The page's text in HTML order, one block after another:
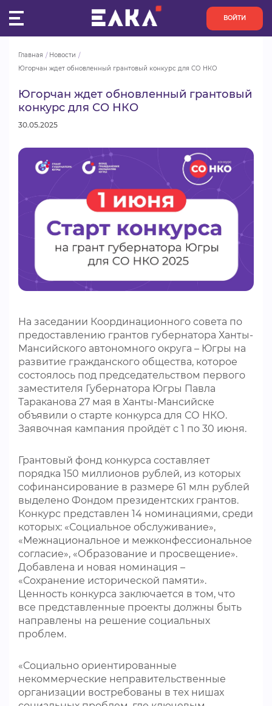
ВОЙТИ
ПУЛЬС
КОНКУРСЫ
ОРГАНИЗАЦИИ
АКТИВИСТЫ
ПРОЕКТЫ
АНАЛИТИКА
БАЗА ЗНАНИЙ
ВИДЕОКУРСЫ
ВОЙТИ
Главная
Новости
Югорчан ждет обновленный грантовый конкурс для СО НКО
Югорчан ждет обновленный грантовый
конкурс для СО НКО
30.05.2025
На заседании Координационного совета по
предоставлению грантов губернатора Ханты-
Мансийского автономного округа – Югры на
развитие гражданского общества, которое
состоялось под председательством первого
заместителя Губернатора Югры Павла
Тараканова 27 мая в Ханты-Мансийске
объявили о старте конкурса для СО НКО.
Заявочная кампания пройдёт с 1 по 30 июня.
Грантовый фонд конкурса составляет
порядка 150 миллионов рублей, из которых
софинансирование в размере 61 млн рублей
выделено Фондом президентских грантов.
Конкурс представлен 14 номинациями, среди
которых: «Социальное обслуживание»,
«Межнациональное и межконфессиональное
согласие», «Образование и просвещение».
Добавлена и новая номинация –
«Сохранение исторической памяти».
Ценность конкурса заключается в том, что
все представленные проекты должны быть
направлены на решение социальных
проблем.
«Социально ориентированные
некоммерческие неправительственные
организации востребованы в тех нишах